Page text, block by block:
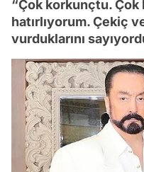
“Çok korkunçtu.
hatırlıyorum. Çekiç
vurduklarını